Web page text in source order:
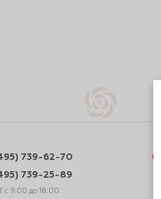
739-62-70
739-25-89
с 9:00 до 18:00